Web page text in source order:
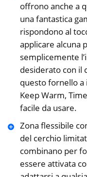
offrono anche a
una fantastica
rispondono al
applicare alcuna
semplicemente
desiderato con il
questo fornello a
Keep Warm,
facile da usare.
Zona flessibile
del cerchio
combinano per
essere attivata